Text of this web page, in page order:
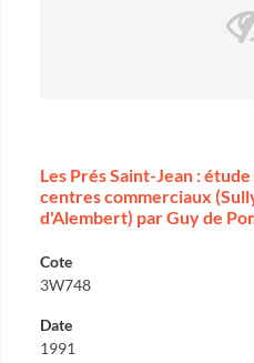
Les Prés Saint-Jean :
centres commerciaux
d'Alembert) par Guy de
Cote
3W748
Date
1991